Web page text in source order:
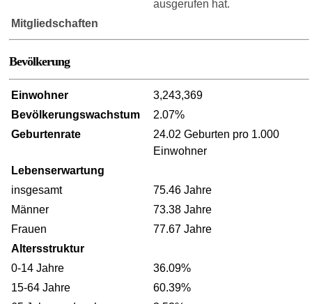
ausgerufen hat.
Mitgliedschaften
Bevölkerung
Einwohner
3,243,369
Bevölkerungswachstum
2.07%
Geburtenrate
24.02 Geburten pro 1.000
Einwohner
Lebenserwartung
insgesamt
75.46 Jahre
Männer
73.38 Jahre
Frauen
77.67 Jahre
Altersstruktur
0-14 Jahre
36.09%
15-64 Jahre
60.39%